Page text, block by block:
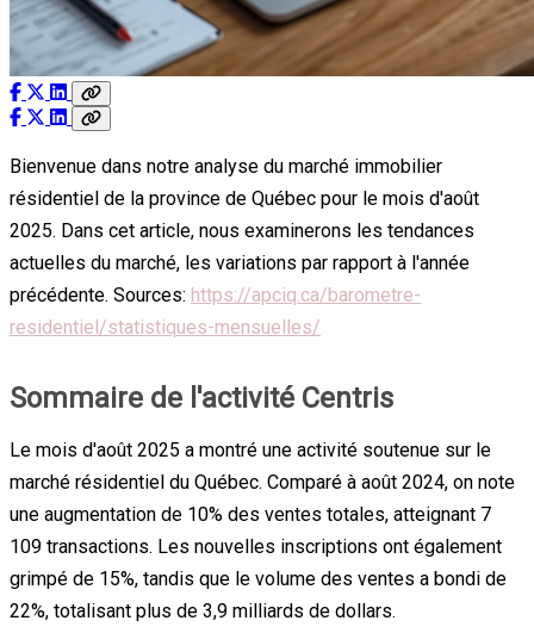
Bienvenue dans notre analyse du marché immobilier
résidentiel de la province de Québec pour le mois d'août
2025. Dans cet article, nous examinerons les tendances
actuelles du marché, les variations par rapport à l'année
précédente. Sources: https://apciq.ca/barometre-
residentiel/statistiques-mensuelles/
Sommaire de l'activité Centris
Le mois d'août 2025 a montré une activité soutenue sur le
marché résidentiel du Québec. Comparé à août 2024, on note
une augmentation de 10% des ventes totales, atteignant 7
109 transactions. Les nouvelles inscriptions ont également
grimpé de 15%, tandis que le volume des ventes a bondi de
22%, totalisant plus de 3,9 milliards de dollars.